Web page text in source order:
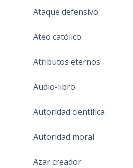
Ataque defensivo
Ateo católico
Atributos eternos
Audio-libro
Autoridad científica
Autoridad moral
Azar creador